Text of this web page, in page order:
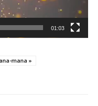
01:03
mana »